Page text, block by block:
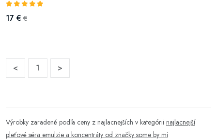
17 € €
< 1 >
Výrobky zaradené podľa ceny z najlacnejších v kategórii najlacnejší
pleťové séra emulzie a koncentráty od značky some by mi